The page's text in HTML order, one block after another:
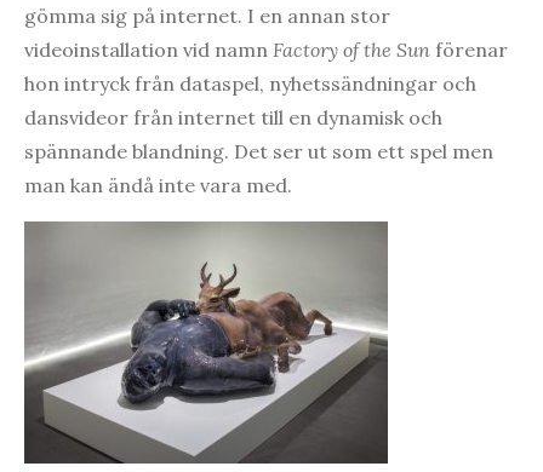
gömma sig på internet. I en annan stor
videoinstallation vid namn Factory of the Sun förenar
hon intryck från dataspel, nyhetssändningar och
dansvideor från internet till en dynamisk och
spännande blandning. Det ser ut som ett spel men
man kan ändå inte vara med.